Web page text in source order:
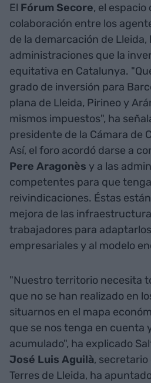
El Fórum Secore, el
colaboración entre los
de la demarcación de Lleida,
administraciones que la
equitativa en Catalunya.
grado de inversión para
plana de Lleida, Pirineo y
mismos impuestos", ha
presidente de la Cámara de
Así, el foro acordó darse a
Pere Aragonès y a las
competentes para que
reivindicaciones. Éstas
mejora de las
trabajadores para
empresariales y al modelo
"Nuestro territorio necesita
que no se han realizado en
situarnos en el mapa
que se nos tenga en cuenta
acumulado", ha explicado
José Luis Aguilà, secretario
Terres de Lleida, ha